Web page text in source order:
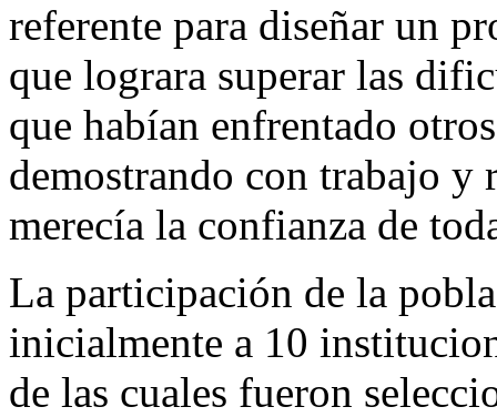
referente para diseñar un
que lograra superar las
que habían enfrentado
demostrando con trabajo y
merecía la confianza de
La participación de la
inicialmente a 10
de las cuales fueron